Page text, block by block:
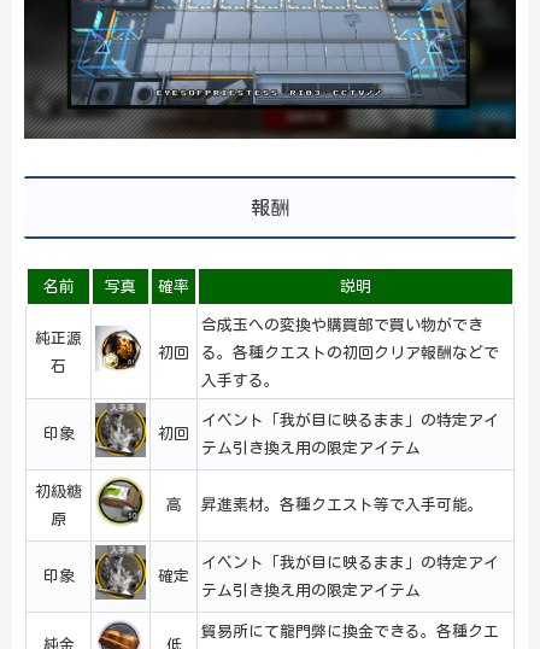
報酬
名前 写真 確率 説明
純正源
石
初回
合成玉への変換や購買部で買い物ができ
る。各種クエストの初回クリア報酬などで
入手する。
印象 初回
イベント「我が目に映るまま」の特定アイ
テム引き換え用の限定アイテム
初級糖
原
高 昇進素材。各種クエスト等で入手可能。
印象 確定
イベント「我が目に映るまま」の特定アイ
テム引き換え用の限定アイテム
純金 低
貿易所にて龍門弊に換金できる。各種クエ